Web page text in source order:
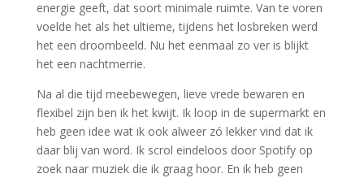
energie geeft, dat soort minimale ruimte. Van te voren
voelde het als het ultieme, tijdens het losbreken werd
het een droombeeld. Nu het eenmaal zo ver is blijkt
het een nachtmerrie.
Na al die tijd meebewegen, lieve vrede bewaren en
flexibel zijn ben ik het kwijt. Ik loop in de supermarkt en
heb geen idee wat ik ook alweer zó lekker vind dat ik
daar blij van word. Ik scrol eindeloos door Spotify op
zoek naar muziek die ik graag hoor. En ik heb geen